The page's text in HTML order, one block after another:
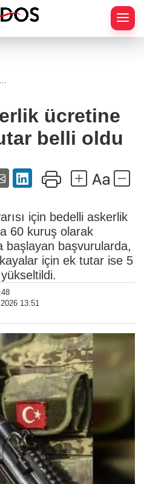
ücretine
belli oldu
için bedelli askerlik
60 kuruş olarak
başlayan başvurularda,
için ek tutar ise 5
13:51